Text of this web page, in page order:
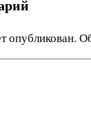
опубликован.